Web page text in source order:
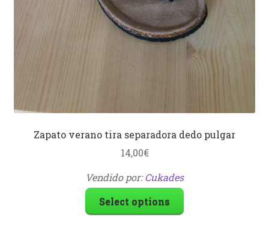
Zapato verano tira separadora dedo pulgar
14,00€
Vendido por:Cukades
Select options